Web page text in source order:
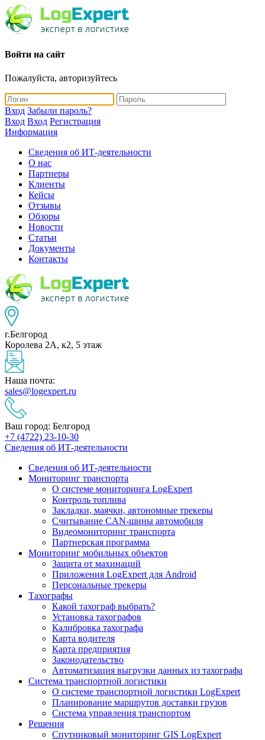
Войти на сайт
Пожалуйста, авторизуйтесь
Вход Забыли пароль?
Вход Вход Регистрация
Информация
Сведения об ИТ-деятельности
О нас
Партнеры
Клиенты
Кейсы
Отзывы
Обзоры
Новости
Статьи
Документы
Контакты
г.Белгород
Королева 2А, к2, 5 этаж
Наша почта:
sales@logexpert.ru
Ваш город: Белгород
+7 (4722) 23-10-30
Сведения об ИТ-деятельности
Сведения об ИТ-деятельности
Мониторинг транспорта
О системе мониторинга LogExpert
Контроль топлива
Закладки, маячки, автономные трекеры
Считывание CAN-шины автомобиля
Видеомониторинг транспорта
Партнерская программа
Мониторинг мобильных объектов
Защита от махинаций
Приложения LogExpert для Android
Персональные трекеры
Тахографы
Какой тахограф выбрать?
Установка тахографов
Калибровка тахографа
Карта водителя
Карта предприятия
Законодательство
Автоматизация выгрузки данных из тахографа
Система транспортной логистики
О системе транспортной логистики LogExpert
Планирование маршрутов доставки грузов
Система управления транспортом
Решения
Спутниковый мониторинг GIS LogExpert